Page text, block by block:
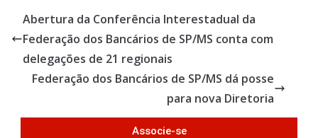
b
o
o
k
er e
Abertura da Conferência Interestadual da
Federação dos Bancários de SP/MS conta com
delegações de 21 regionais
Federação dos Bancários de SP/MS dá posse
para nova Diretoria
Associe-se